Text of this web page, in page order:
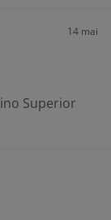
14 mai
Superior